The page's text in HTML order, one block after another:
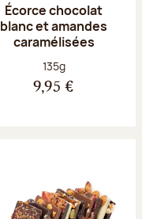
Écorce chocolat
blanc et amandes
caramélisées
Poids net :
135g
9,95 €